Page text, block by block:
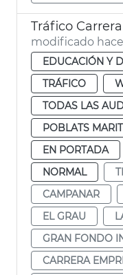
modificado hace
EDUCACIÓN Y
TRÁFICO
TODAS LAS
POBLATS
EN PORTADA
NORMAL
CAMPANAR
EL GRAU
GRAN FONDO
CARRERA